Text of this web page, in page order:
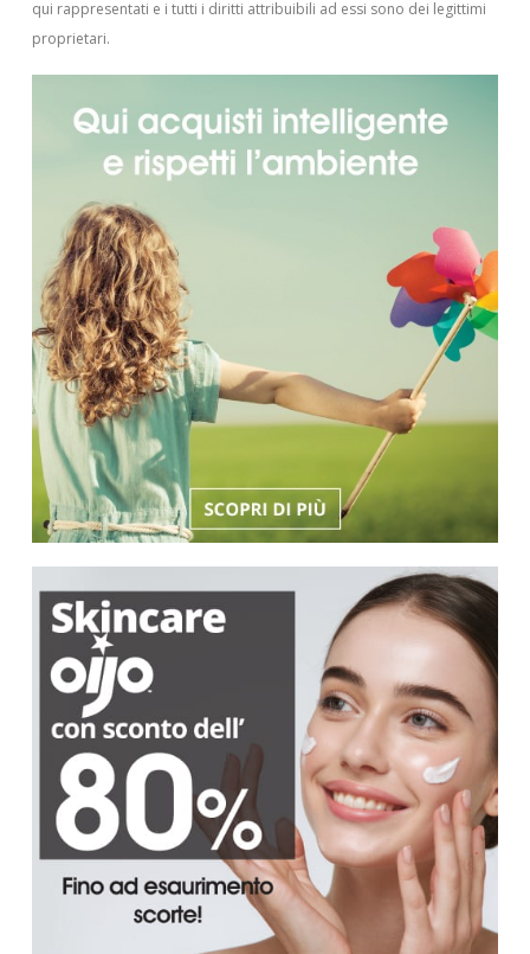
qui rappresentati e i tutti i diritti attribuibili ad essi sono dei legittimi
proprietari.